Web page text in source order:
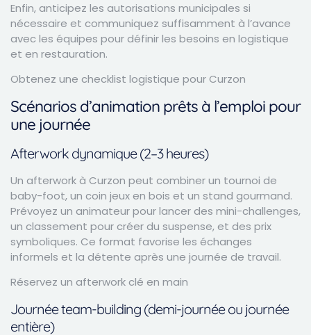
Enfin, anticipez les autorisations municipales si
nécessaire et communiquez suffisamment à l’avance
avec les équipes pour définir les besoins en logistique
et en restauration.
Obtenez une checklist logistique pour Curzon
Scénarios d’animation prêts à l’emploi pour
une journée
Afterwork dynamique (2–3 heures)
Un afterwork à Curzon peut combiner un tournoi de
baby-foot, un coin jeux en bois et un stand gourmand.
Prévoyez un animateur pour lancer des mini-challenges,
un classement pour créer du suspense, et des prix
symboliques. Ce format favorise les échanges
informels et la détente après une journée de travail.
Réservez un afterwork clé en main
Journée team-building (demi-journée ou journée
entière)